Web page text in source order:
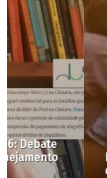
Desastres
do galinheiro